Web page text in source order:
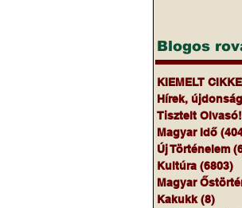
Blogos
KIEMELT
Hírek,
Tisztelt Olvasó!
Magyar Idő
Új Történelem
Kultúra (6803)
Magyar
Kakukk (8)